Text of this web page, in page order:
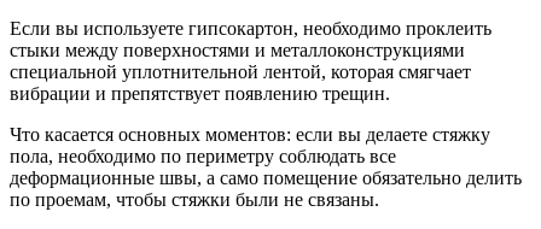
Если вы используете гипсокартон, необходимо проклеить
стыки между поверхностями и металлоконструкциями
специальной уплотнительной лентой, которая смягчает
вибрации и препятствует появлению трещин.
Что касается основных моментов: если вы делаете стяжку
пола, необходимо по периметру соблюдать все
деформационные швы, а само помещение обязательно делить
по проемам, чтобы стяжки были не связаны.